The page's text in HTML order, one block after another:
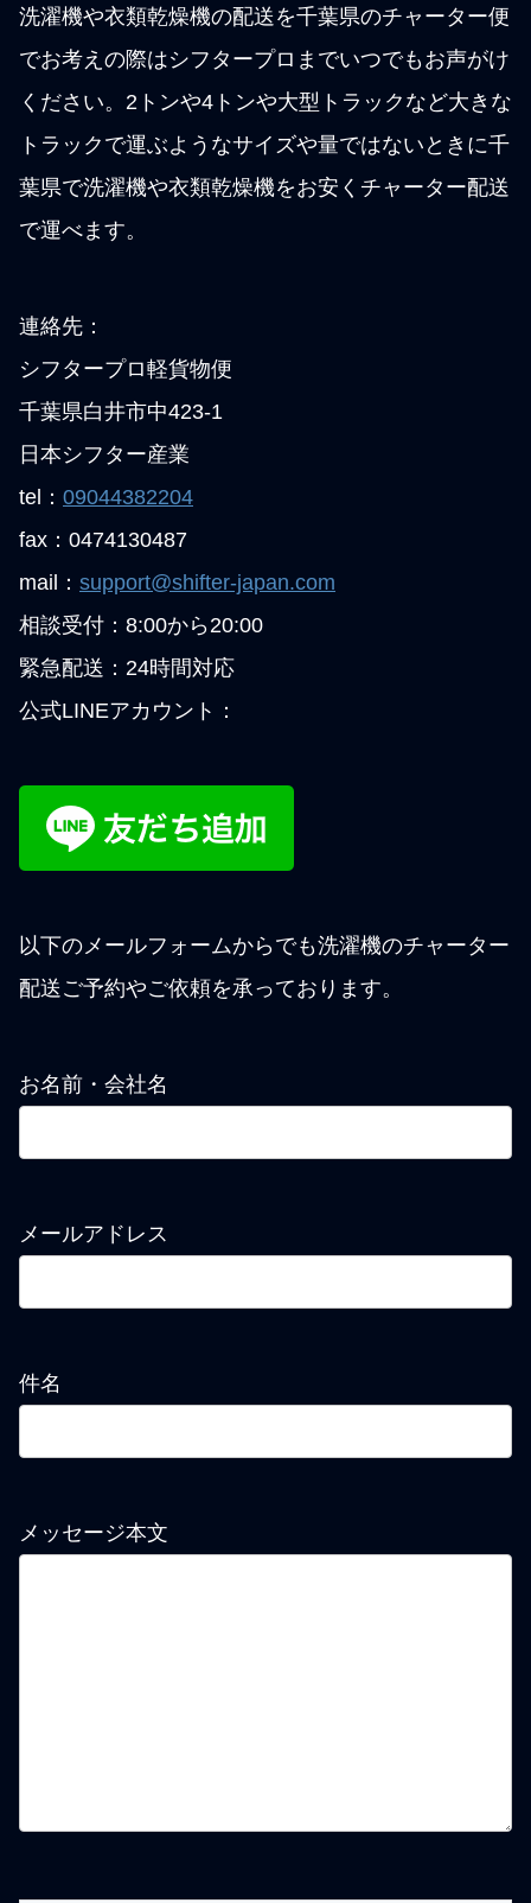
洗濯機や衣類乾燥機の配送を千葉県のチャーター便
でお考えの際はシフタープロまでいつでもお声がけ
ください。2トンや4トンや大型トラックなど大きな
トラックで運ぶようなサイズや量ではないときに千
葉県で洗濯機や衣類乾燥機をお安くチャーター配送
で運べます。
連絡先：
シフタープロ軽貨物便
千葉県白井市中423-1
日本シフター産業
tel： 09044382204
fax：0474130487
mail： support@shifter-japan.com
相談受付：8:00から20:00
緊急配送：24時間対応
公式LINEアカウント：
以下のメールフォームからでも洗濯機のチャーター
配送ご予約やご依頼を承っております。
お名前・会社名
メールアドレス
件名
メッセージ本文